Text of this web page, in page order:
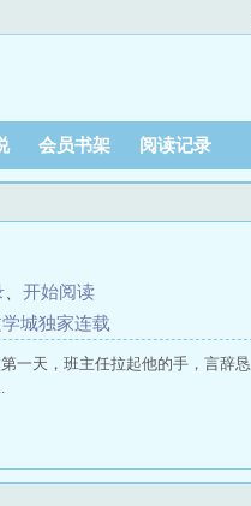
会员书架 阅读记录
开始阅读
城独家连载
一天，班主任拉起他的手，言辞恳